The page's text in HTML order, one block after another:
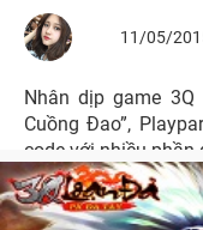
11/05/
Nhân dịp game
Cuồng Đao”,
code với nhiều phần